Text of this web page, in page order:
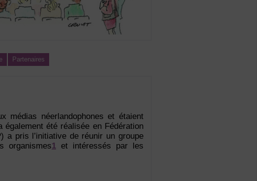
Partenaires
médias néerlandophones et étaient
également été réalisée en Fédération
a pris l’initiative de réunir un groupe
organismes1et intéressés par les